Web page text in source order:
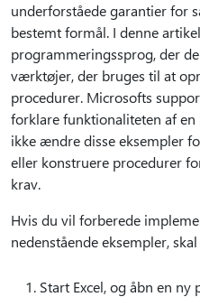
underforståede garantier for
bestemt formål. I denne
programmeringssprog, der
værktøjer, der bruges til at
procedurer. Microsofts
forklare funktionaliteten af
ikke ændre disse eksempler
eller konstruere procedurer
krav.
Hvis du vil forberede
nedenstående eksempler,
Start Excel, og åbn en ny